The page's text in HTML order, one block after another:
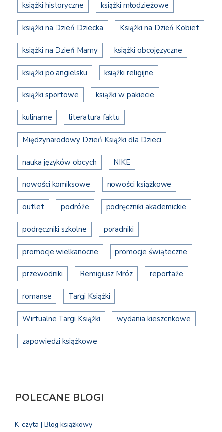
książki historyczne książki młodzieżowe
książki na Dzień Dziecka Książki na Dzień Kobiet
książki na Dzień Mamy książki obcojęzyczne
książki po angielsku książki religijne
książki sportowe książki w pakiecie
kulinarne literatura faktu
Międzynarodowy Dzień Książki dla Dzieci
nauka języków obcych NIKE
nowości komiksowe nowości książkowe
outlet podróże podręczniki akademickie
podręczniki szkolne poradniki
promocje wielkanocne promocje świąteczne
przewodniki Remigiusz Mróz reportaże
romanse Targi Książki
Wirtualne Targi Książki wydania kieszonkowe
zapowiedzi książkowe
POLECANE BLOGI
K-czyta | Blog książkowy